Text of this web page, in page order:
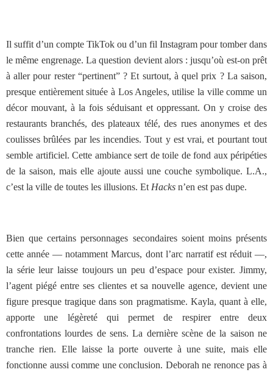
Il suffit d’un compte TikTok ou d’un fil Instagram pour tomber dans
le même engrenage. La question devient alors : jusqu’où est-on prêt
à aller pour rester “pertinent” ? Et surtout, à quel prix ? La saison,
presque entièrement située à Los Angeles, utilise la ville comme un
décor mouvant, à la fois séduisant et oppressant. On y croise des
restaurants branchés, des plateaux télé, des rues anonymes et des
coulisses brûlées par les incendies. Tout y est vrai, et pourtant tout
semble artificiel. Cette ambiance sert de toile de fond aux péripéties
de la saison, mais elle ajoute aussi une couche symbolique. L.A.,
c’est la ville de toutes les illusions. Et Hacks n’en est pas dupe.
Bien que certains personnages secondaires soient moins présents
cette année — notamment Marcus, dont l’arc narratif est réduit —,
la série leur laisse toujours un peu d’espace pour exister. Jimmy,
l’agent piégé entre ses clientes et sa nouvelle agence, devient une
figure presque tragique dans son pragmatisme. Kayla, quant à elle,
apporte une légèreté qui permet de respirer entre deux
confrontations lourdes de sens. La dernière scène de la saison ne
tranche rien. Elle laisse la porte ouverte à une suite, mais elle
fonctionne aussi comme une conclusion. Deborah ne renonce pas à